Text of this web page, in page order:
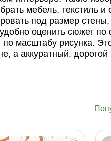
мебель, текстиль
под размер
оценить сюжет по
масштабу рисунка.
а аккуратный,